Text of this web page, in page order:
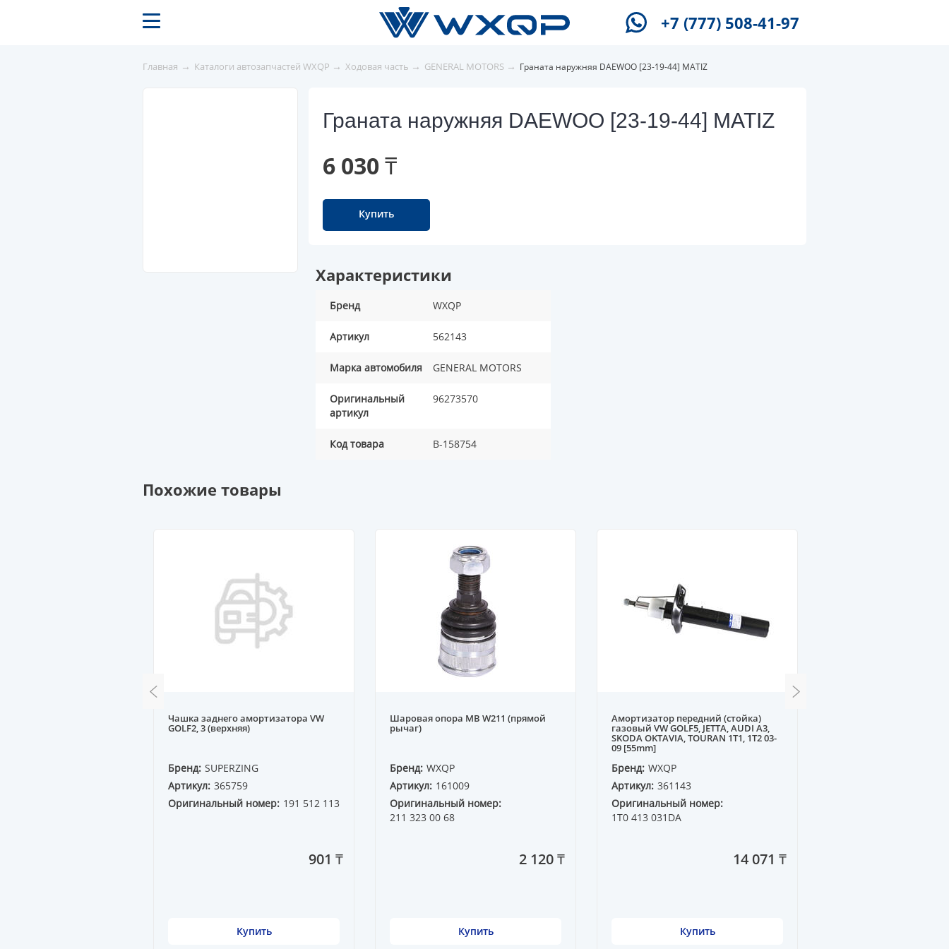
+7 (777) 508-41-97
Главная → Каталоги автозапчастей WXQP → Ходовая часть → GENERAL MOTORS → Граната наружняя DAEWOO [23-19-44] MATIZ
Граната наружняя DAEWOO [23-19-44] MATIZ
6 030 ₸
Купить
Характеристики
Бренд WXQP
Артикул 562143
Марка автомобиля GENERAL MOTORS
Оригинальный
артикул
96273570
Код товара B-158754
Похожие товары
Чашка заднего амортизатора VW
GOLF2, 3 (верхняя)
Бренд: SUPERZING
Артикул: 365759
Оригинальный номер: 191 512 113
901 ₸
Купить
Шаровая опора MB W211 (прямой
рычаг)
Бренд: WXQP
Артикул: 161009
Оригинальный номер:
211 323 00 68
2 120 ₸
Купить
Амортизатор передний (стойка)
газовый VW GOLF5, JETTA, AUDI A3,
SKODA OKTAVIA, TOURAN 1T1, 1T2 03-
09 [55mm]
Бренд: WXQP
Артикул: 361143
Оригинальный номер:
1T0 413 031DA
14 071 ₸
Купить